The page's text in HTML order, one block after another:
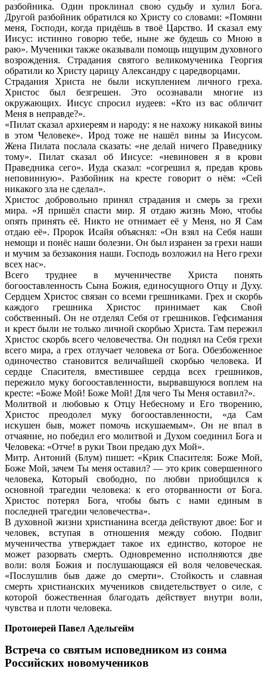
разбойника. Один проклинал свою судьбу и хулил Бога.
Другой разбойник обратился ко Христу со словами: «Помяни
меня, Господи, когда придёшь в твоё Царство. И сказал ему
Иисус: истинно говорю тебе, ныне же будешь со Мною в
раю». Мученики также оказывали помощь ищущим духовного
возрождения. Страдания святого великомученика Георгия
обратили ко Христу царицу Александру с царедворцами.
Страдания Христа не были искуплением личного греха.
Христос был безгрешен. Это осознавали многие из
окружающих. Иисус спросил иудеев: «Кто из вас обличит
Меня в неправде?».
«Пилат сказал архиереям и народу: я не нахожу никакой вины
в этом Человеке». Ирод тоже не нашёл вины за Иисусом.
Жена Пилата послала сказать: «не делай ничего Праведнику
тому». Пилат сказал об Иисусе: «невиновен я в крови
Праведника сего». Иуда сказал: «согрешил я, предав кровь
неповинную». Разбойник на кресте говорит о нём: «Сей
никакого зла не сделал».
Христос добровольно принял страдания и смерь за грехи
мира. «Я пришёл спасти мир. Я отдаю жизнь Мою, чтобы
опять принять её. Никто не отнимает её у Меня, но Я Сам
отдаю её». Пророк Исайя объяснял: «Он взял на Себя наши
немощи и понёс наши болезни. Он был изранен за грехи наши
и мучим за беззакония наши. Господь возложил на Него грехи
всех нас».
Всего труднее в мученичестве Христа понять
богооставленность Сына Божия, единосущного Отцу и Духу.
Сердцем Христос связан со всеми грешниками. Грех и скорбь
каждого грешника Христос принимает как Свой
собственный. Он не отделял Себя от грешников. Гефсимания
и крест были не только личной скорбью Христа. Там пережил
Христос скорбь всего человечества. Он поднял на Себя грехи
всего мира, а грех отлучает человека от Бога. Обезбоженное
одиночество становится величайшей скорбью человека. И
сердце Спасителя, вместившее сердца всех грешников,
пережило муку богооставленности, вырвавшуюся воплем на
кресте: «Боже Мой! Боже Мой! Для чего Ты Меня оставил?».
Молитвой и любовью к Отцу Небесному и Его творению,
Христос преодолел муку богооставленности, «да Сам
искушен быв, может помочь искушаемым». Он не впал в
отчаяние, но победил его молитвой и Духом соединил Бога и
Человека: «Отче! в руки Твои предаю дух Мой».
Митр. Антоний (Блум) пишет: «Крик Спасителя: Боже Мой,
Боже Мой, зачем Ты меня оставил? — это крик совершенного
человека, Который свободно, по любви приобщился к
основной трагедии человека: к его оторванности от Бога.
Христос потерял Бога, чтобы быть с нами единым в
последней трагедии человечества».
В духовной жизни христианина всегда действуют двое: Бог и
человек, вступая в отношения между собою. Подвиг
мученичества утверждает такое их единство, которое не
может разорвать смерть. Одновременно исполняются две
воли: воля Божия и послушающаяся ей воля человеческая.
«Послушлив быв даже до смерти». Стойкость и славная
смерть христианских мучеников свидетельствует о силе, с
которой божественная благодать действует внутри воли,
чувства и плоти человека.
Протоиерей Павел Адельгейм
Встреча со святым исповедником из сонма
Российских новомучеников